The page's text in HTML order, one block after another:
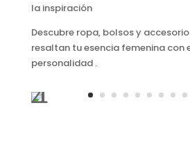
la inspiración
Descubre ropa, bolsos y
resaltan tu esencia femenina con
personalidad .